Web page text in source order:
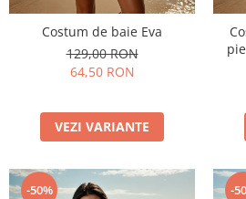
Costum de baie Eva
129,00 RON
64,50 RON
VEZI VARIANTE
-50% -